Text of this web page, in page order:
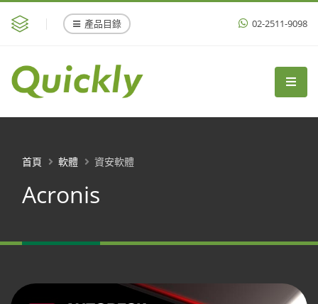
產品目錄 02-2511-9098
Acronis
首頁 軟體 資安軟體